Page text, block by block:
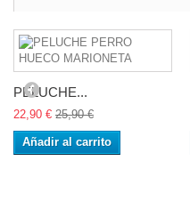
PELUCHE...
22,90 € 25,90 €
Añadir al carrito